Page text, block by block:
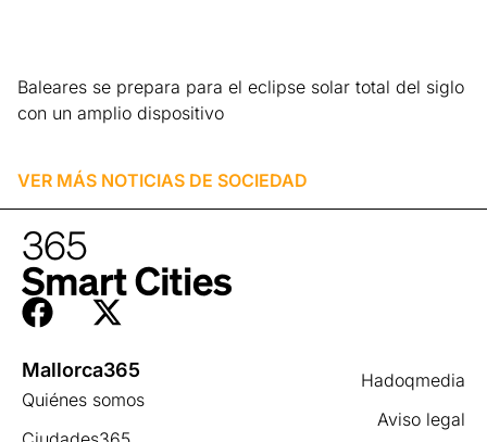
Baleares se prepara para el eclipse solar total del siglo
con un amplio dispositivo
VER MÁS NOTICIAS DE SOCIEDAD
Hadoqmedia
Aviso legal
Mallorca365
Quiénes somos